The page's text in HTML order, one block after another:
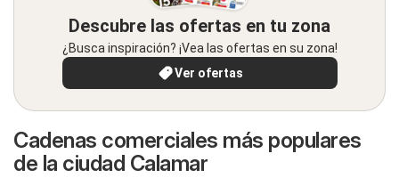
Descubre las ofertas en tu zona
¿Busca inspiración? ¡Vea las ofertas en su zona!
Ver ofertas
Cadenas comerciales más populares
de la ciudad Calamar